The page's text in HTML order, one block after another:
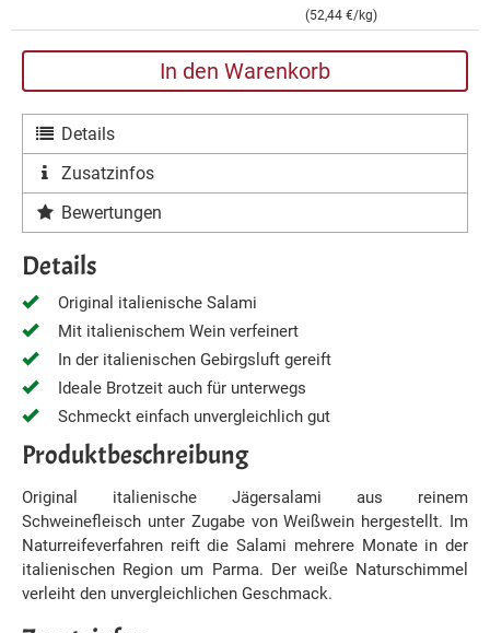
(52,44 €/kg)
In den Warenkorb
Details
Zusatzinfos
Bewertungen
Details
Original italienische Salami
Mit italienischem Wein verfeinert
In der italienischen Gebirgsluft gereift
Ideale Brotzeit auch für unterwegs
Schmeckt einfach unvergleichlich gut
Produktbeschreibung
Original italienische Jägersalami aus reinem
Schweinefleisch unter Zugabe von Weißwein hergestellt. Im
Naturreifeverfahren reift die Salami mehrere Monate in der
italienischen Region um Parma. Der weiße Naturschimmel
verleiht den unvergleichlichen Geschmack.